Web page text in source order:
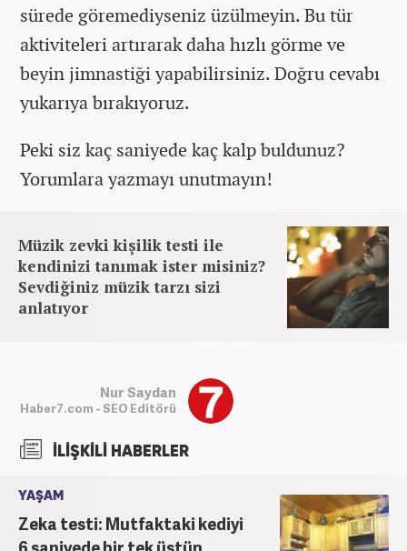
sürede göremediyseniz üzülmeyin. Bu tür
aktiviteleri artırarak daha hızlı görme ve
beyin jimnastiği yapabilirsiniz. Doğru cevabı
yukarıya bırakıyoruz.
Peki siz kaç saniyede kaç kalp buldunuz?
Yorumlara yazmayı unutmayın!
Müzik zevki kişilik testi ile
kendinizi tanımak ister misiniz?
Sevdiğiniz müzik tarzı sizi
anlatıyor
Nur Saydan
Haber7.com - SEO Editörü
İLİŞKİLİ HABERLER
YAŞAM
Zeka testi: Mutfaktaki kediyi